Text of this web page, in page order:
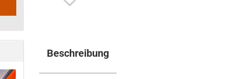
Beschreibung